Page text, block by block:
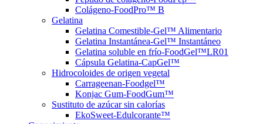
Colágeno-FoodPro™ B
Gelatina
Gelatina Comestible-Gel™ Alimentario
Gelatina Instantánea-Gel™ Instantáneo
Gelatina soluble en frío-FoodGel™LR01
Cápsula Gelatina-CapGel™
Hidrocoloides de origen vegetal
Carrageenan-Foodgel™
Konjac Gum-FoodGum™
Sustituto de azúcar sin calorías
EkoSweet-Edulcorante™